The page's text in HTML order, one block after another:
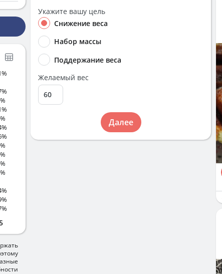
Укажите вашу цель
Снижение веса
Набор массы
Поддержание веса
Желаемый вес
Далее